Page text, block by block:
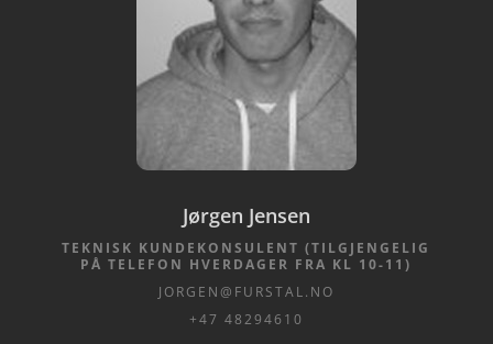
Jørgen Jensen
TEKNISK KUNDEKONSULENT (TILGJENGELIG
PÅ TELEFON HVERDAGER FRA KL 10-11)
JORGEN@FURSTAL.NO
+47 48294610